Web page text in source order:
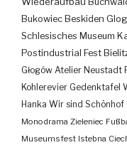
Bukowiec Beskiden
Schlesisches Museum
Postindustrial Fest
Głogów Atelier Neustadt
Kohlerevier Gedenktafel
Hanka Wir sind Schönhof
Monodrama Zieleniec
Museumsfest Istebna